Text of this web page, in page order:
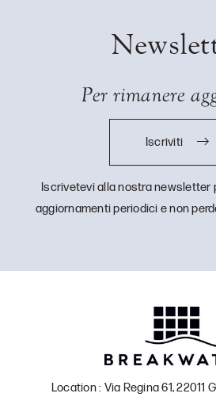
Per rimanere
Iscriviti
Iscrivetevi alla nostra newsletter
aggiornamenti periodici e non
Location : Via Regina 61, 22011